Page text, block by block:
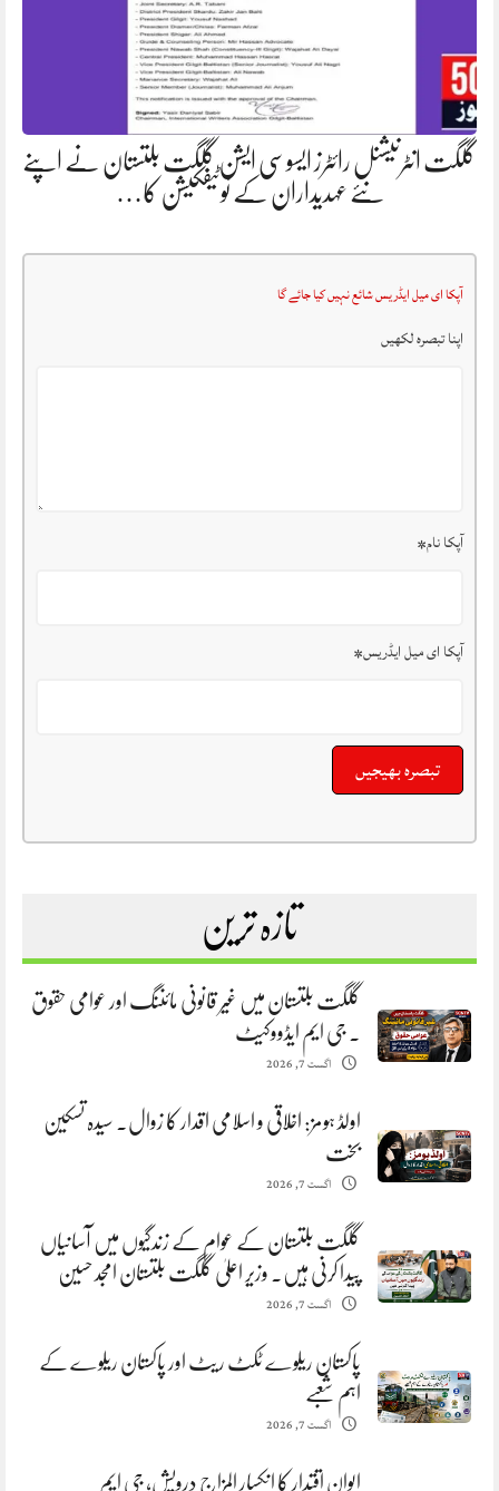
گلگت انٹرنیشنل رائٹرز ایسوسی ایشن گلگت بلتستان نے اپنے
نئے عہدیداران کے نوٹیفکیشن کا…
آپکا ای میل ایڈریس شائع نہیں کیا جائے گا
اپنا تبصرہ لکھیں
آپکا نام*
آپکا ای میل ایڈریس*
تازہ ترین
گلگت بلتستان میں غیر قانونی مائننگ اور عوامی حقوق
. جی ایم ایڈووکیٹ
اگست 7, 2026
اولڈ ہومز: اخلاقی و اسلامی اقدار کا زوال. سیدہ تسکین
بخت
اگست 7, 2026
گلگت بلتستان کے عوام کے زندگیوں میں آسانیاں
پیدا کرنی ہیں. وزیر اعلیٰ گلگت بلتستان امجد حسین
اگست 7, 2026
پاکستان ریلوے ٹکٹ ریٹ اور پاکستان ریلوے کے
اہم شعبے
اگست 7, 2026
ایوانِ اقتدار کا انکسار المزاج درویش، جی ایم